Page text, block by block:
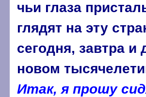
чьи глаза
глядят на эту
сегодня, завтра и
новом
Итак, я прошу